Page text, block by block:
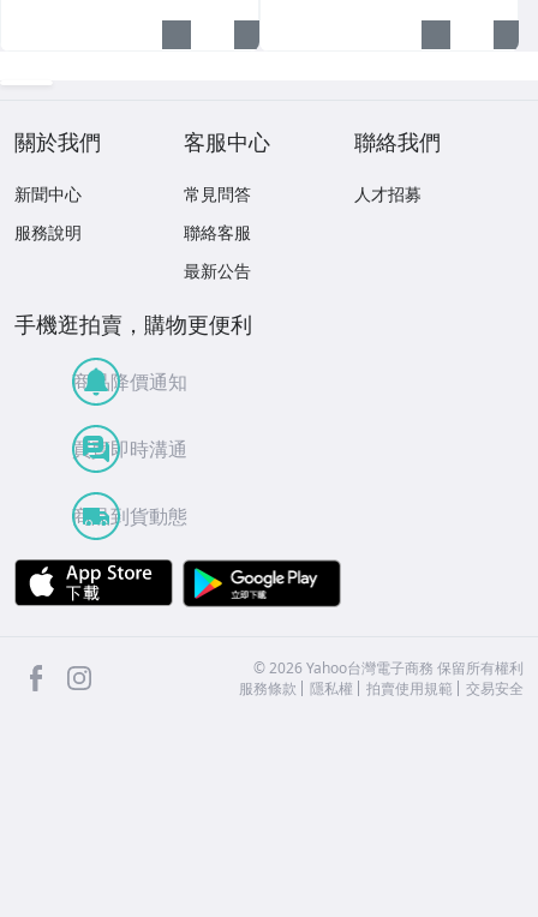
關於我們
新聞中心
服務說明
客服中心
常見問答
聯絡客服
最新公告
聯絡我們
人才招募
手機逛拍賣，購物更便利
商品降價通知
買賣即時溝通
商品到貨動態
APP Store
facebook ©2026 Yahoo台灣電子商務 保留所有權利
服務條款
隱私權 拍賣使用規範 交易安全